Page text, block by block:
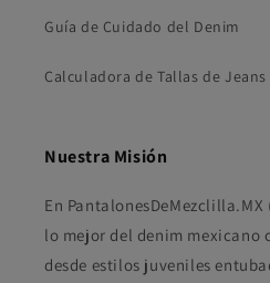
Guía de Cuidado del Denim
Calculadora de Tallas de Jeans
Nuestra Misión
En PantalonesDeMezclilla.MX
lo mejor del denim mexicano
desde estilos juveniles